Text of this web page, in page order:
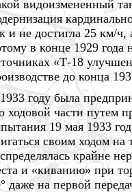
видоизмененный
и не достигла 25 км/ч,
в конце 1929 года
«Т-18
до конца
1933 году была
ходовой части путем
19 мая 1933
своим ходом на
крайне
и «киванию» при
даже на первой